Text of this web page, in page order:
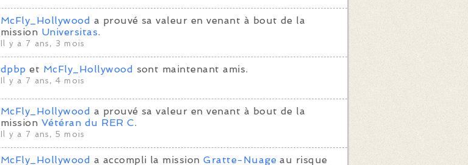
McFly_Hollywood a prouvé sa valeur en venant à bout de la
mission Universitas.
Il y a 7 ans, 3 mois
dpbp et McFly_Hollywood sont maintenant amis.
Il y a 7 ans, 4 mois
McFly_Hollywood a prouvé sa valeur en venant à bout de la
mission Vétéran du RER C.
Il y a 7 ans, 5 mois
McFly_Hollywood a accompli la missionGratte-Nuage au risque